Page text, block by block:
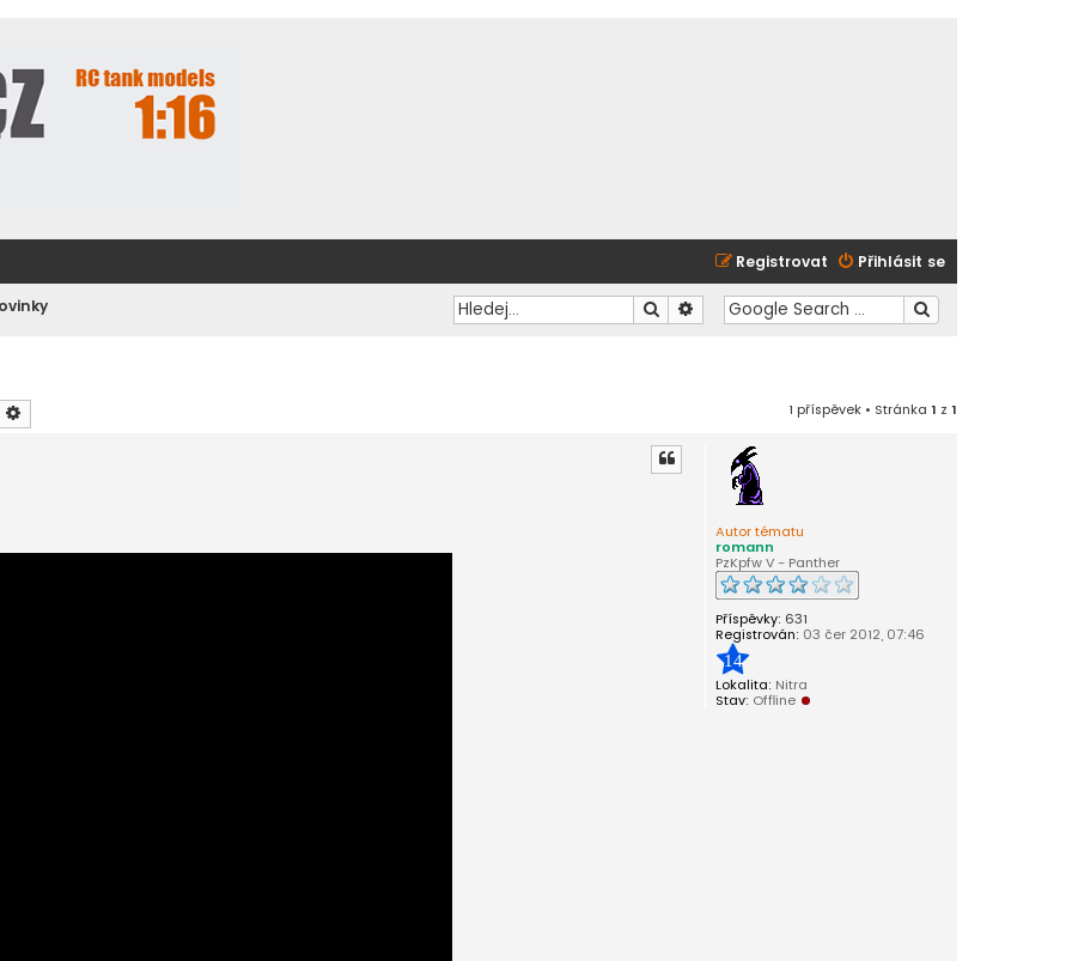
Přihlásit se
Registrovat
Hledat Pokročilé hledání
Hledat 1 příspěvek • Stránka 1 z 1
Autor tématu
romann
PzKpfw V - Panther
Příspěvky: 631
Registrován: 03 čer 2012, 07:46
14
Lokalita: Nitra
Stav: Offline